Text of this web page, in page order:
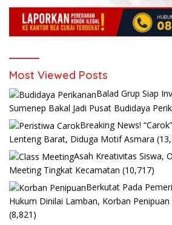
Most Viewed Posts
Balad Grup Siap
Sumenep Bakal Jadi Pusat Budidaya
Breaking News!
Lenteng Barat, Diduga Motif Asmara
Asah Kreativitas Siswa,
Meeting Tingkat Kecamatan (10,717)
Berkutat Pada
Hukum Dinilai Lamban, Korban
(8,821)